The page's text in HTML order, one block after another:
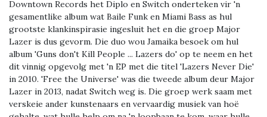
Downtown Records het Diplo en Switch onderteken vir 'n
gesamentlike album wat Baile Funk en Miami Bass as hul
grootste klankinspirasie ingesluit het en die groep Major
Lazer is dus gevorm. Die duo wou Jamaika besoek om hul
album 'Guns don't Kill People ... Lazers do' op te neem en het
dit vinnig opgevolg met 'n EP met die titel 'Lazers Never Die'
in 2010. 'Free the Universe' was die tweede album deur Major
Lazer in 2013, nadat Switch weg is. Die groep werk saam met
verskeie ander kunstenaars en vervaardig musiek van hoë